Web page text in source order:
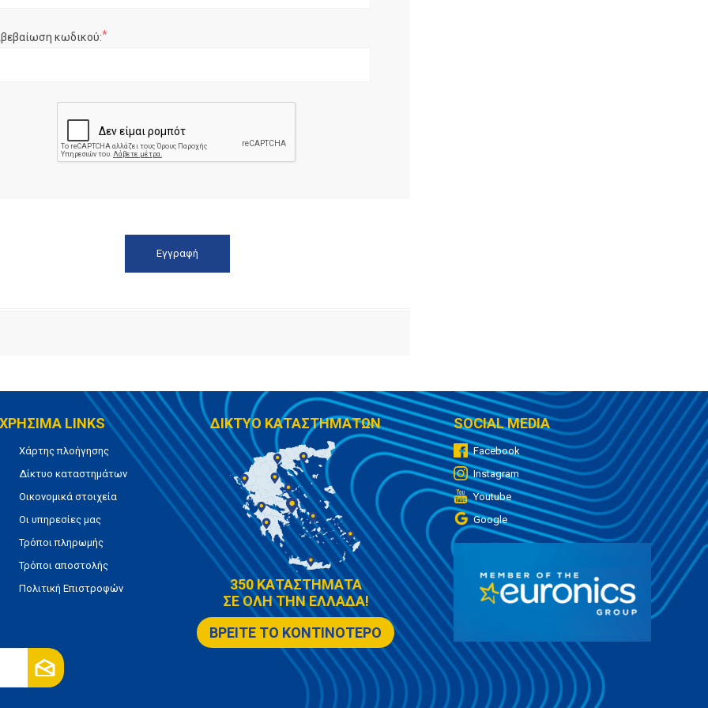
κωδικού:*
ΧΡΗΣΙΜΑ LINKS
Χάρτης πλοήγησης
Δίκτυο καταστημάτων
Οικονομικά στοιχεία
Οι υπηρεσίες μας
Τρόποι πληρωμής
Τρόποι αποστολής
Πολιτική Επιστροφών
ΔΙΚΤΥΟ ΚΑΤΑΣΤΗΜΑΤΩΝ
350 ΚΑΤΑΣΤΗΜΑΤΑ
ΣΕ ΟΛΗ ΤΗΝ ΕΛΛΑΔΑ!
ΒΡΕΙΤΕ ΤΟ ΚΟΝΤΙΝΟΤΕΡΟ
SOCIAL MEDIA
Facebook
Instagram
Youtube
Google